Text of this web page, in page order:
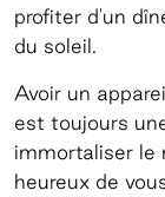
profiter d'un
du soleil.
Avoir un
est toujours
immortaliser le
heureux de